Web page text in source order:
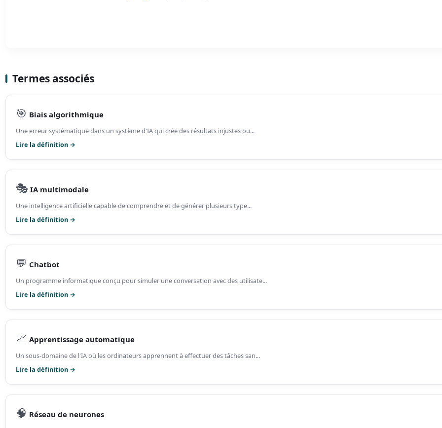
Termes associés
🎯 Biais algorithmique
Une erreur systématique dans un système d'IA qui crée des résultats injustes ou...
Lire la définition →
🎭 IA multimodale
Une intelligence artificielle capable de comprendre et de générer plusieurs type...
Lire la définition →
💬 Chatbot
Un programme informatique conçu pour simuler une conversation avec des utilisate...
Lire la définition →
📈 Apprentissage automatique
Un sous-domaine de l'IA où les ordinateurs apprennent à effectuer des tâches san...
Lire la définition →
🧠 Réseau de neurones